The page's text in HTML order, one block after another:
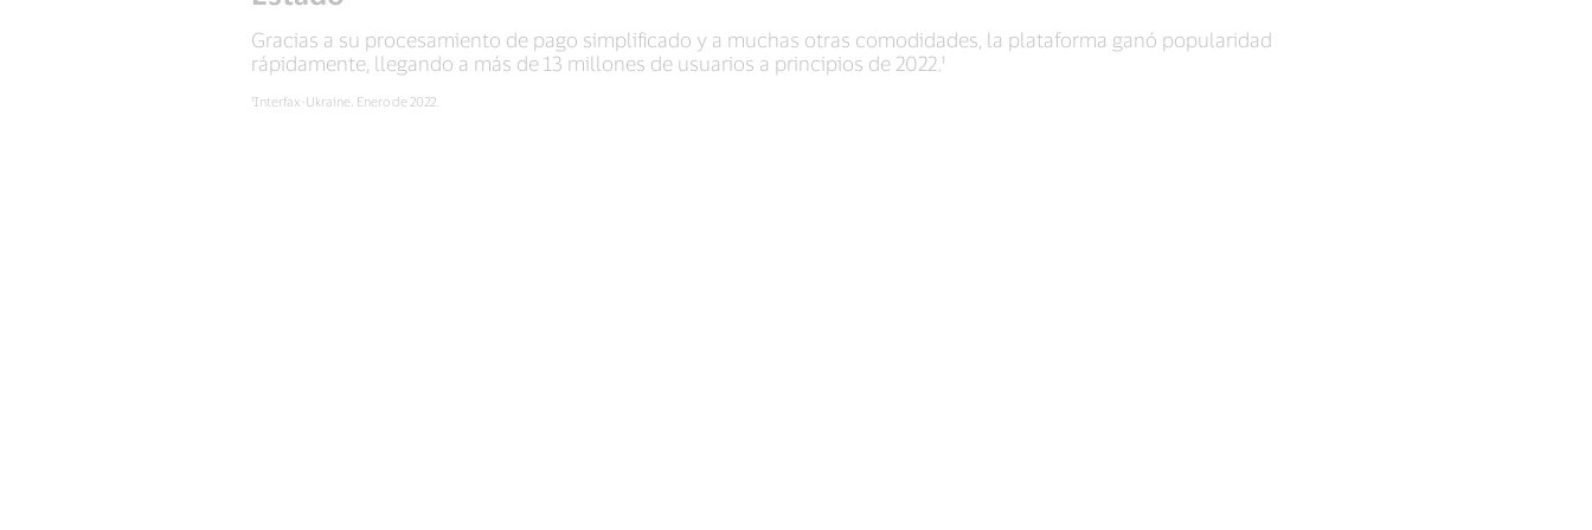
Gracias a su procesamiento de pago simplificado y a muchas otras comodidades, la plataforma ganó popularidad
rápidamente, llegando a más de 13 millones de usuarios a principios de 2022.¹
¹Interfax-Ukraine. Enero de 2022.